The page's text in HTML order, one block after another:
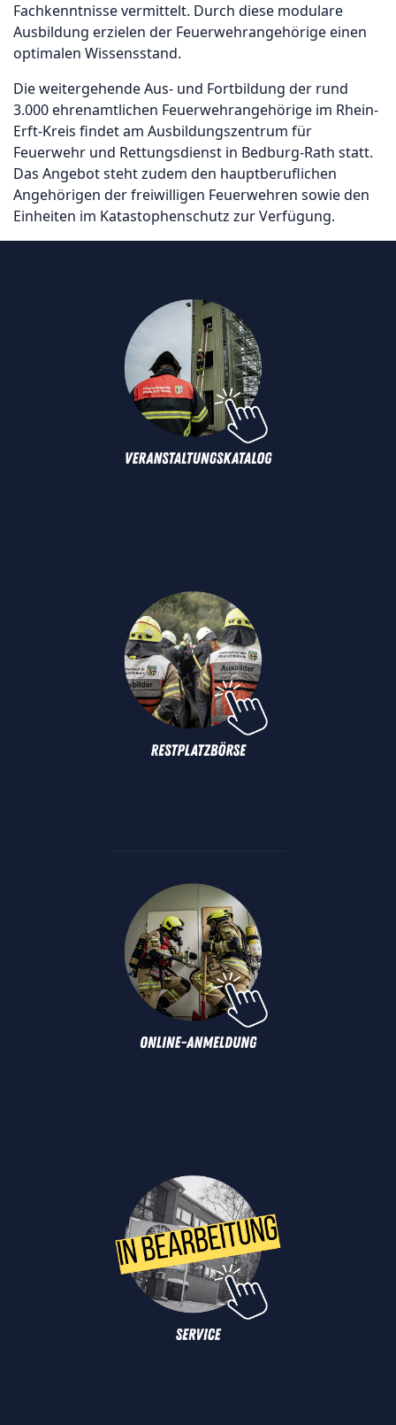
Fachkenntnisse vermittelt. Durch diese modulare
Ausbildung erzielen der Feuerwehrangehörige einen
optimalen Wissensstand.
Die weitergehende Aus- und Fortbildung der rund
3.000 ehrenamtlichen Feuerwehrangehörige im Rhein-
Erft-Kreis findet am Ausbildungszentrum für
Feuerwehr und Rettungsdienst in Bedburg-Rath statt.
Das Angebot steht zudem den hauptberuflichen
Angehörigen der freiwilligen Feuerwehren sowie den
Einheiten im Katastophenschutz zur Verfügung.